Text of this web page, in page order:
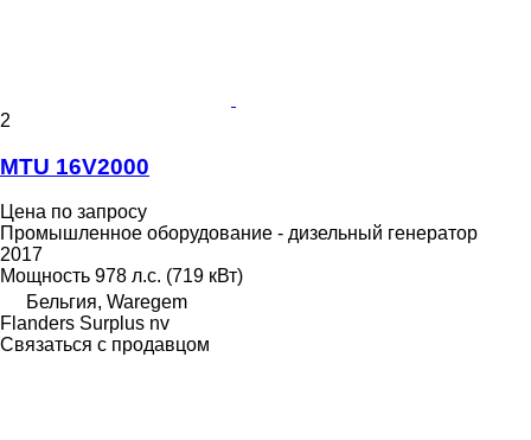
2
MTU 16V2000
Цена по запросу
Промышленное оборудование - дизельный генератор
2017
Мощность 978 л.с. (719 кВт)
Бельгия, Waregem
Flanders Surplus nv
Связаться с продавцом